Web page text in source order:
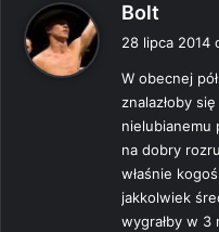
Bolt
z
e
:
28 lipca 2014
W obecnej
znalazłoby
nielubianemu
na dobry
właśnie
jakkolwiek
wygrałby w 3